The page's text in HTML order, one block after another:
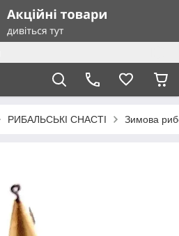
РИБАЛЬСЬКІ СНАСТІ Зимова